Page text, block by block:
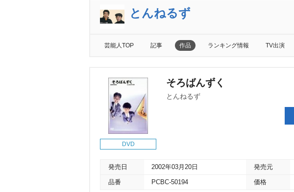
とんねるず
芸能人TOP 記事 作品 ランキング情報 TV出演
DVD
そろばんずく
とんねるず
発売日 2002年03月20日 発売元
品番 PCBC-50194 価格